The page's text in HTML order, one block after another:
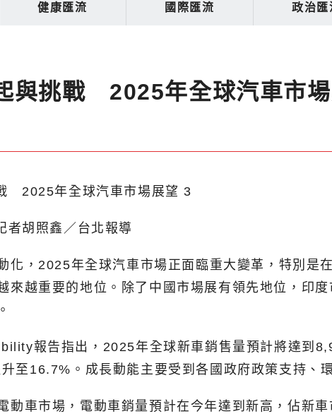
健康匯流 國際匯流 政治匯
與挑戰 2025年全球汽車市
者胡照鑫／台北報導
化，2025年全球汽車市場正面臨重大變革，特別
來越重要的地位。除了中國市場展有領先地位，印
報告指出，2025年全球新車銷售量預計將達到
至16.7%。成長動能主要受到各國政府政策支持、
動車市場，電動車銷量預計在今年達到新高，佔新